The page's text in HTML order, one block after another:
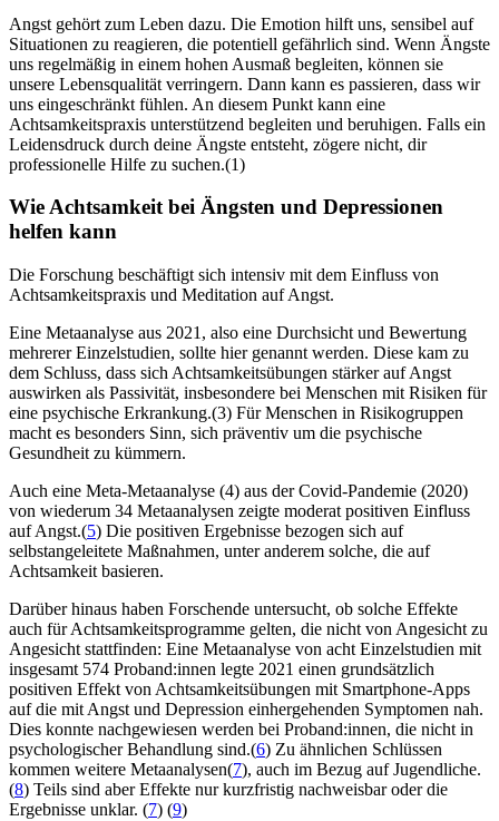
Angst gehört zum Leben dazu. Die Emotion hilft uns, sensibel auf
Situationen zu reagieren, die potentiell gefährlich sind. Wenn Ängste
uns regelmäßig in einem hohen Ausmaß begleiten, können sie
unsere Lebensqualität verringern. Dann kann es passieren, dass wir
uns eingeschränkt fühlen. An diesem Punkt kann eine
Achtsamkeitspraxis unterstützend begleiten und beruhigen. Falls ein
Leidensdruck durch deine Ängste entsteht, zögere nicht, dir
professionelle Hilfe zu suchen.(1)
Wie Achtsamkeit bei Ängsten und Depres­sio­nen
helfen kann
Die Forschung beschäftigt sich intensiv mit dem Einfluss von
Achtsamkeitspraxis und Meditation auf Angst.
Eine Metaanalyse aus 2021, also eine Durchsicht und Bewertung
mehrerer Einzelstudien, sollte hier genannt werden. Diese kam zu
dem Schluss, dass sich Achtsamkeitsübungen stärker auf Angst
auswirken als Passivität, insbesondere bei Menschen mit Risiken für
eine psychische Erkrankung.(3) Für Menschen in Risikogruppen
macht es besonders Sinn, sich präventiv um die psychische
Gesundheit zu kümmern.
Auch eine Meta-Metaanalyse (4) aus der Covid-Pandemie (2020)
von wiederum 34 Metaanalysen zeigte moderat positiven Einfluss
auf Angst.(5) Die positiven Ergebnisse bezogen sich auf
selbstangeleitete Maßnahmen, unter anderem solche, die auf
Achtsamkeit basieren.
Darüber hinaus haben Forschende untersucht, ob solche Effekte
auch für Achtsamkeitsprogramme gelten, die nicht von Angesicht zu
Angesicht stattfinden: Eine Metaanalyse von acht Einzelstudien mit
insgesamt 574 Proband:innen legte 2021 einen grundsätzlich
positiven Effekt von Achtsamkeitsübungen mit Smartphone-Apps
auf die mit Angst und Depression einhergehenden Symptomen nah.
Dies konnte nachgewiesen werden bei Proband:innen, die nicht in
psychologischer Behandlung sind.(6) Zu ähnlichen Schlüssen
kommen weitere Metaanalysen(7), auch im Bezug auf Jugendliche.
(8) Teils sind aber Effekte nur kurzfristig nachweisbar oder die
Ergebnisse unklar. (7) (9)